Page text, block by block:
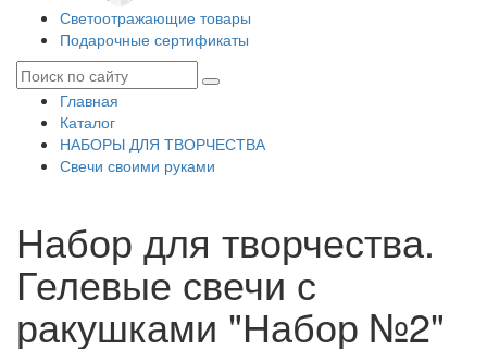
Светоотражающие товары
Подарочные сертификаты
Главная
Каталог
НАБОРЫ ДЛЯ ТВОРЧЕСТВА
Свечи своими руками
Набор для творчества.
Гелевые свечи с
ракушками "Набор №2"